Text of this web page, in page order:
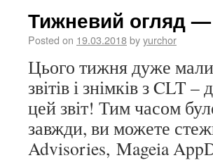
Тижневий огляд —
Posted on 19.03.2018byyurchor
Цього тижня дуже
звітів і знімків з CLT
цей звіт! Тим часом
завжди, ви можете
Advisories, Mageia